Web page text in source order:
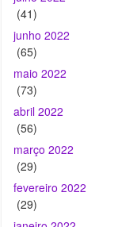
maio 2022
(73)
abril 2022
(56)
março 2022
(29)
fevereiro 2022
(29)
janeiro 2022
(14)
dezembro 2021
(37)